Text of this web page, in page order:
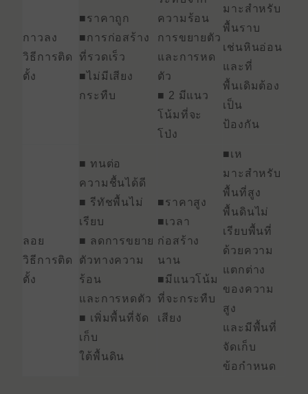
กาวลง
วิธีการติด
ตั้ง
■ราคาถูก
■การก่อสร้าง
ที่รวดเร็ว
■ไม่มีเสียง
กระทืบ
ความร้อน
การขยายตัว
และการหด
ตัว
■ 2 มีแนว
โน้มที่จะ
โป่ง
มาะสําหรับ
พื้นราบ
เช่นหินอ่อน
และที่
พื้นเดิมต้อง
เป็น
ป้องกัน
ลอย
วิธีการติด
ตั้ง
■ ทนต่อ
ความชื้นได้ดี
■ รีทัชพื้นไม่
เรียบ
■ ลดการขยาย
ตัวทางความ
ร้อน
และการหดตัว
■ เพิ่มพื้นที่จัด
เก็บ
ใต้พื้นดิน
■ราคาสูง
■เวลา
ก่อสร้าง
นาน
■มีแนวโน้ม
ที่จะกระทืบ
เสียง
■เห
มาะสําหรับ
พื้นที่สูง
พื้นดินไม่
เรียบพื้นที่
ด้วยความ
แตกต่าง
ของความ
สูง
และมีพื้นที่
จัดเก็บ
ข้อกําหนด